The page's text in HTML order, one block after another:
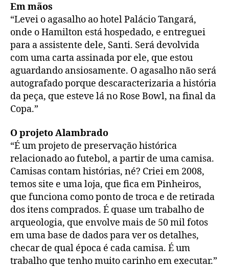
Em mãos
“Levei o agasalho ao hotel Palácio Tangará,
onde o Hamilton está hospedado, e entreguei
para a assistente dele, Santi. Será devolvida
com uma carta assinada por ele, que estou
aguardando ansiosamente. O agasalho não será
autografado porque descaracterizaria a história
da peça, que esteve lá no Rose Bowl, na final da
Copa.”
O projeto Alambrado
“É um projeto de preservação histórica
relacionado ao futebol, a partir de uma camisa.
Camisas contam histórias, né? Criei em 2008,
temos site e uma loja, que fica em Pinheiros,
que funciona como ponto de troca e de retirada
dos itens comprados. É quase um trabalho de
arqueologia, que envolve mais de 50 mil fotos
em uma base de dados para ver os detalhes,
checar de qual época é cada camisa. É um
trabalho que tenho muito carinho em executar.”